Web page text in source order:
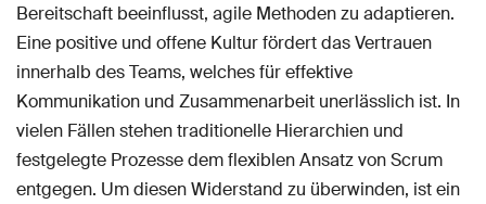
Bereitschaft beeinflusst, agile Methoden zu adaptieren.
Eine positive und offene Kultur fördert das Vertrauen
innerhalb des Teams, welches für effektive
Kommunikation und Zusammenarbeit unerlässlich ist. In
vielen Fällen stehen traditionelle Hierarchien und
festgelegte Prozesse dem flexiblen Ansatz von Scrum
entgegen. Um diesen Widerstand zu überwinden, ist ein